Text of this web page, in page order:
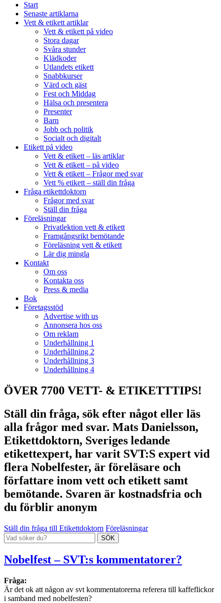
Start
Senaste artiklarna
Vett & etikett artiklar
Vett & etikett på video
Stora dagar
Svåra stunder
Klädkoder
Utlandets etikett
Snabbkurser
Värd och gäst
Fest och Middag
Hälsa och presentera
Presenter
Barn
Jobb och politik
Socialt och digitalt
Etikett på video
Vett & etikett – läs artiklar
Vett & etikett – på video
Vett & etikett – Frågor med svar
Vett % etikett – ställ din fråga
Fråga etikettdoktorn
Frågor med svar
Ställ din fråga
Föreläsningar
Privatlektion vett & etikett
Framgångsrikt bemötande
Föreläsning vett & etikett
Lär dig mingla
Kontakt
Om oss
Kontakta oss
Press & media
Bok
Företagsstöd
Advertise with us
Annonsera hos oss
Om reklam
Underhållning 1
Underhållning 2
Underhållning 3
Underhållning 4
ÖVER 7700 VETT- & ETIKETTTIPS!
Ställ din fråga, sök efter något eller läs
alla frågor med svar. Mats Danielsson,
Etikettdoktorn, Sveriges ledande
etikettexpert, har varit SVT:S expert vid
flera Nobelfester, är föreläsare och
författare inom vett och etikett samt
bemötande. Svaren är kostnadsfria och
du förblir anonym
Ställ din fråga till Etikettdoktorn Föreläsningar
Nobelfest – SVT:s kommentatorer?
Fråga:
Är det ok att någon av svt kommentatorerna referera till kaffeflickor
i samband med nobelfesten?